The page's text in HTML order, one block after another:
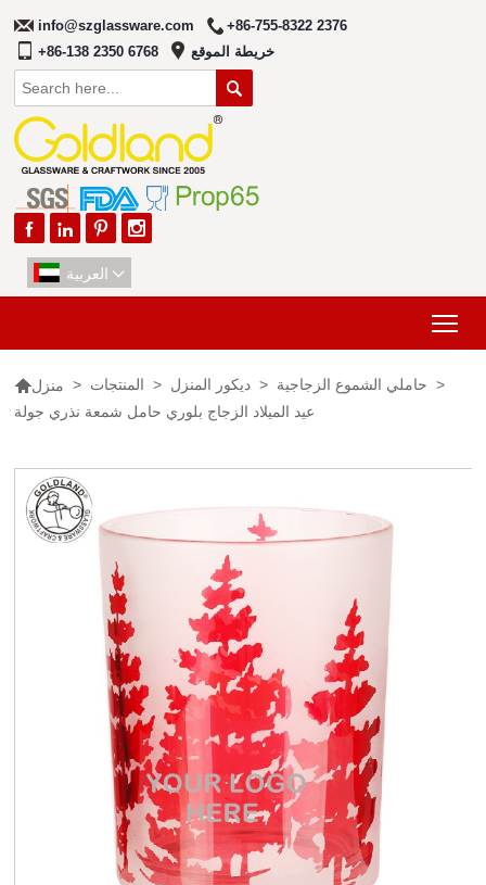
info@szglassware.com
+86-755-8322 2376
+86-138 2350 6768
خريطة الموقع

   
العربية 
منزل > المنتجات > ديكور المنزل > حاملي الشموع الزجاجية >
عيد الميلاد الزجاج بلوري حامل شمعة نذري جولة